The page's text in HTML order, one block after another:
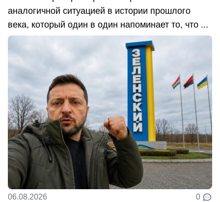
аналогичной ситуацией в истории прошлого
века, который один в один напоминает то, что ...
06.08.2026 0